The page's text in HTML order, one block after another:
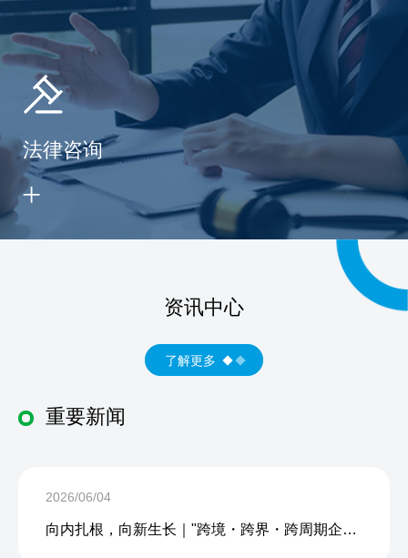
法律咨询
资讯中心
了解更多
重要新闻
2026/06/04
向内扎根，向新生长｜"跨境・跨界・跨周期企业内生力沙龙"成功举办